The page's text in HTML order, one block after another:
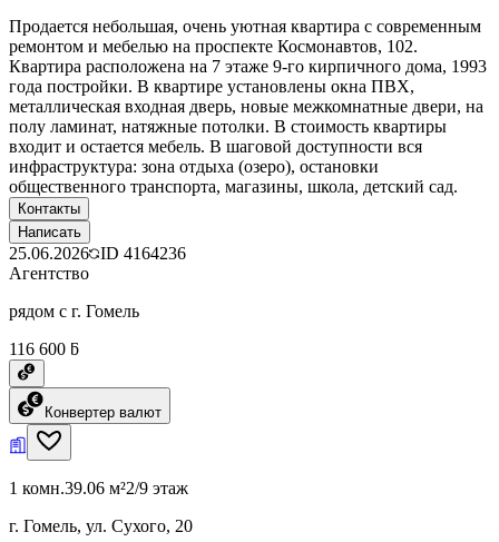
Продается небольшая, очень уютная квартира с современным
ремонтом и мебелью на проспекте Космонавтов, 102.
Квартира расположена на 7 этаже 9-го кирпичного дома, 1993
года постройки. В квартире установлены окна ПВХ,
металлическая входная дверь, новые межкомнатные двери, на
полу ламинат, натяжные потолки. В стоимость квартиры
входит и остается мебель. В шаговой доступности вся
инфраструктура: зона отдыха (озеро), остановки
общественного транспорта, магазины, школа, детский сад.
Контакты
Написать
25.06.2026 ID 4164236
Агентство
рядом с г. Гомель
116 600 ƃ
Конвертер валют
1 комн.39.06 м²2/9 этаж
г. Гомель, ул. Сухого, 20